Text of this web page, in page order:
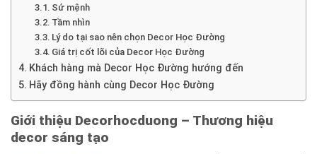
Sứ mệnh
Tầm nhìn
Lý do tại sao nên chọn Decor Học Đường
Giá trị cốt lõi của Decor Học Đường
Khách hàng mà Decor Học Đường hướng đến
Hãy đồng hành cùng Decor Học Đường
Giới thiệu Decorhocduong – Thương hiệu
decor sáng tạo